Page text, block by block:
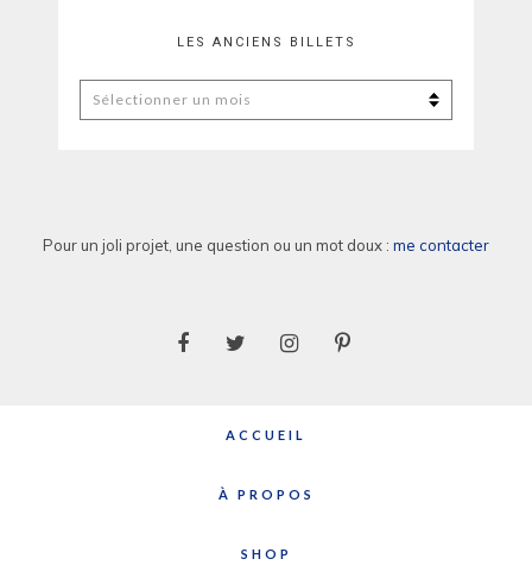
LES ANCIENS BILLETS
Les
anciens
Pour un joli projet, une question ou un mot doux : me contacter
ACCUEIL
À PROPOS
SHOP